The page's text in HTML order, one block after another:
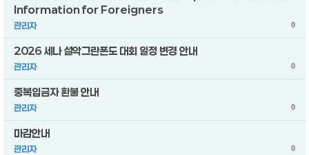
Information for Foreigners
관리자 0
2026 세나 설악그란폰도 대회 일정 변경 안내
관리자 0
중복입금자 환불 안내
관리자 0
마감안내
관리자 0